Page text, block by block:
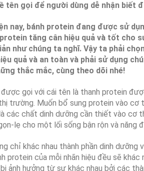
tên gọi để người dùng dễ nhận biết
nay, bánh protein đang được sử
tăng cân hiệu quả và tốt cho
như chúng ta nghĩ. Vậy ta phải
quả và an toàn và phải sử dụng
thắc mắc, cùng theo dõi nhé!
gọi với cái tên là thanh protein
trường. Muốn bổ sung protein vào cơ
các chất dinh dưỡng cần thiết vào cơ
lẹ cho một lối sống bận rộn và năng
chỉ khác nhau thành phần dinh dưỡng
protein của mỗi nhãn hiệu đều sẽ khác
ảnh hưởng từ sự khác nhau bởi các